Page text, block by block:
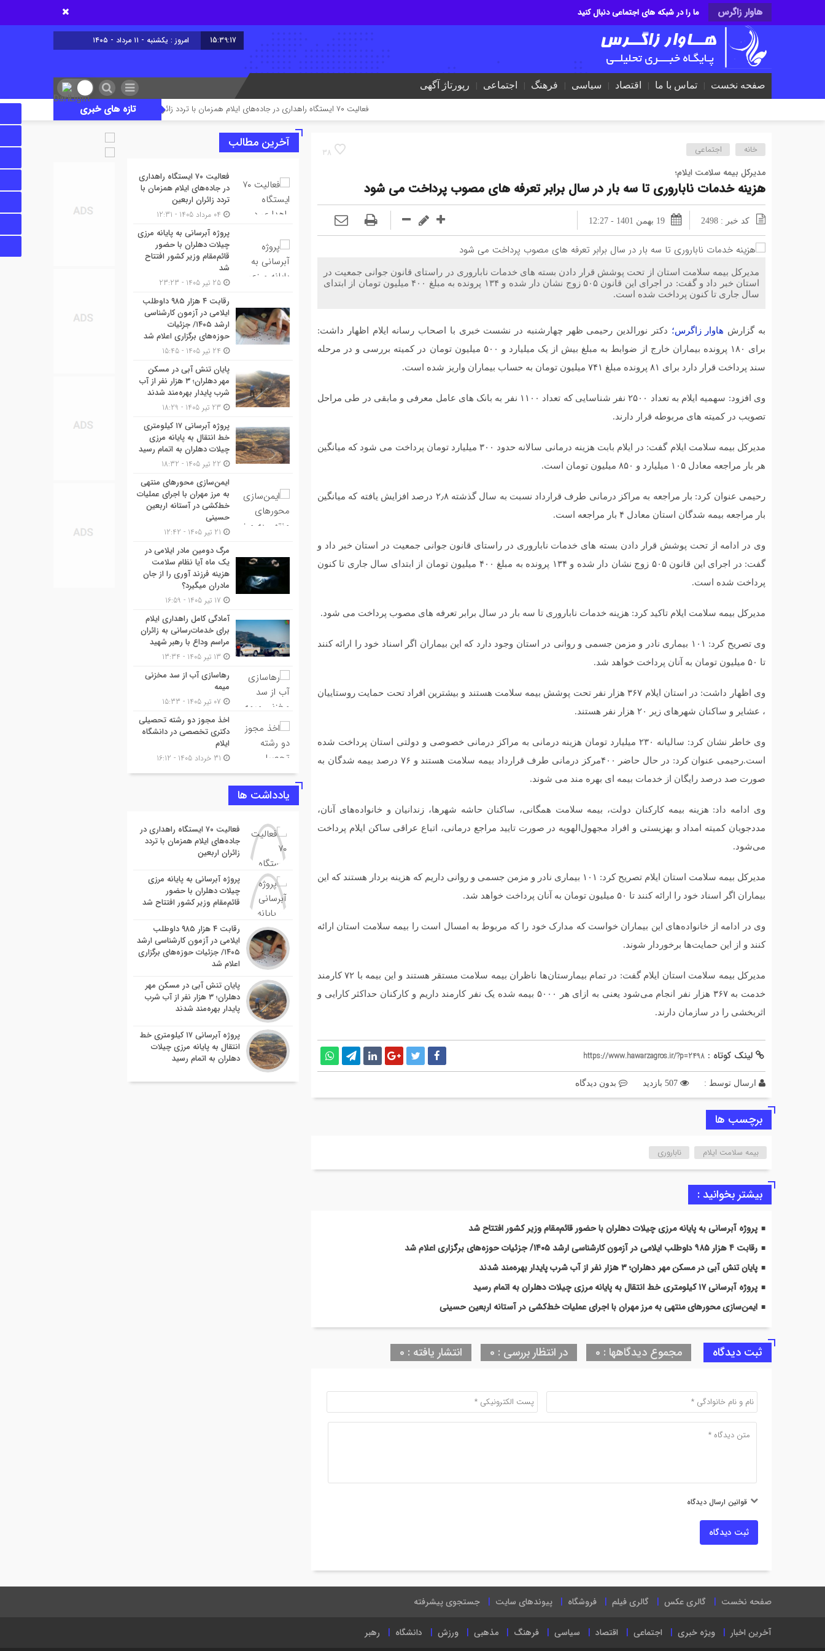
هاوار زاگرس ما را در شبکه های اجتماعی دنبال کنید
15:39:18 امروز : یکشنبه - ۱۱ مرداد - ۱۴۰۵
صفحه نخست تماس با ما اقتصاد سیاسی فرهنگ اجتماعی رپورتاژ آگهی
تازه های خبری
پروژه آبرسانی به پایانه مرزی چیلات
38 خانه اجتماعی
مدیرکل بیمه سلامت ایلام؛
هزینه خدمات ناباروری تا سه بار در سال برابر تعرفه های مصوب پرداخت می شود
کد خبر : 2498 19 بهمن 1401 - 12:27
مدیرکل بیمه سلامت استان از تحت پوشش قرار دادن بسته های خدمات ناباروری در راستای قانون جوانی جمعیت در
استان خبر داد و گفت: در اجرای این قانون ۵۰۵ زوج نشان دار شده و ۱۳۴ پرونده به مبلغ ۴۰۰ میلیون تومان از ابتدای
سال جاری تا کنون پرداخت شده است.
به گزارش هاوار زاگرس؛ دکتر نورالدین رحیمی ظهر چهارشنبه در نشست خبری با اصحاب رسانه ایلام اظهار داشت:
برای ۱۸۰ پرونده بیماران خارج از ضوابط به مبلغ بیش از یک میلیارد و ۵۰۰ میلیون تومان در کمیته بررسی و در مرحله
سند پرداخت قرار دارد برای ۸۱ پرونده مبلغ ۷۴۱ میلیون تومان به حساب بیماران واریز شده است.
وی افزود: سهمیه ایلام به تعداد ۲۵۰۰ نفر شناسایی که تعداد ۱۱۰۰ نفر به بانک های عامل معرفی و مابقی در طی مراحل
تصویب در کمیته های مربوطه قرار دارند.
مدیرکل بیمه سلامت ایلام گفت: در ایلام بابت هزینه درمانی سالانه حدود ۳۰۰ میلیارد تومان پرداخت می شود که میانگین
هر بار مراجعه معادل ۱۰۵ میلیارد و ۸۵۰ میلیون تومان است.
رحیمی عنوان کرد: بار مراجعه به مراکز درمانی طرف قرارداد نسبت به سال گذشته ۲٫۸ درصد افزایش یافته که میانگین
بار مراجعه بیمه شدگان استان معادل ۴ بار مراجعه است.
وی در ادامه از تحت پوشش قرار دادن بسته های خدمات ناباروری در راستای قانون جوانی جمعیت در استان خبر داد و
گفت: در اجرای این قانون ۵۰۵ زوج نشان دار شده و ۱۳۴ پرونده به مبلغ ۴۰۰ میلیون تومان از ابتدای سال جاری تا کنون
پرداخت شده است.
مدیرکل بیمه سلامت ایلام تاکید کرد: هزینه خدمات ناباروری تا سه بار در سال برابر تعرفه های مصوب پرداخت می شود.
وی تصریح کرد: ۱۰۱ بیماری نادر و مزمن جسمی و روانی در استان وجود دارد که این بیماران اگر اسناد خود را ارائه کنند
تا ۵۰ میلیون تومان به آنان پرداخت خواهد شد.
وی اظهار داشت: در استان ایلام ۳۶۷ هزار نفر تحت پوشش بیمه سلامت هستند و بیشترین افراد تحت حمایت روستاییان
، عشایر و ساکنان شهرهای زیر ۲۰ هزار نفر هستند.
وی خاطر نشان کرد: سالیانه ۲۳٠ میلیارد تومان هزینه درمانی به مراکز درمانی خصوصی و دولتی استان پرداخت شده
است.رحیمی عنوان کرد: در حال حاضر ۴٠٠مرکز درمانی طرف قرارداد بیمه سلامت هستند و ۷۶ درصد بیمه شدگان به
صورت صد درصد رایگان از خدمات بیمه ای بهره مند می شوند.
وی ادامه داد: هزینه بیمه کارکنان دولت، بیمه سلامت همگانی، ساکنان حاشه شهرها، زندانیان و خانواده‌های آنان،
مددجویان کمیته امداد و بهزیستی و افراد مجهول‌الهویه در صورت تایید مراجع درمانی، اتباع عراقی ساکن ایلام پرداخت
می‌شود.
مدیرکل بیمه سلامت استان ایلام تصریح کرد: ۱۰۱ بیماری نادر و مزمن جسمی و روانی داریم که هزینه بردار هستند که این
بیماران اگر اسناد خود را ارائه کنند تا ۵۰ میلیون تومان به آنان پرداخت خواهد شد.
وی در ادامه از خانواده‌های این بیماران خواست که مدارک خود را که مربوط به امسال است را بیمه سلامت استان ارائه
کنند و از این حمایت‌ها برخوردار شوند.
مدیرکل بیمه سلامت استان ایلام گفت: در تمام بیمارستان‌ها ناظران بیمه سلامت مستقر هستند و این بیمه با ۷۲ کارمند
خدمت به ۳۶۷ هزار نفر انجام می‌شود یعنی به ازای هر ۵۰۰۰ بیمه شده یک نفر کارمند داریم و کارکنان حداکثر کارایی و
اثربخشی را در سازمان دارند.
لینک کوتاه : https://www.hawarzagros.ir/?p=2498
ارسال توسط : بدون دیدگاه
برچسب ها
بیمه سلامت ایلام ناباروری
بیشتر بخوانید :
پروژه آبرسانی به پایانه مرزی چیلات دهلران با حضور قائم‌مقام وزیر کشور افتتاح شد
رقابت ۴ هزار ۹۸۵ داوطلب ایلامی در آزمون کارشناسی ارشد ۱۴۰۵/ جزئیات حوزه‌های برگزاری اعلام شد
پایان تنش آبی در مسکن مهر دهلران؛ ۳ هزار نفر از آب شرب پایدار بهره‌مند شدند
پروژه آبرسانی ۱۷ کیلومتری خط انتقال به پایانه مرزی چیلات دهلران به اتمام رسید
ایمن‌سازی محورهای منتهی به مرز مهران با اجرای عملیات خط‌کشی در آستانه اربعین حسینی
ثبت دیدگاه مجموع دیدگاهها : 0 در انتظار بررسی : 0 انتشار یافته : 0
قوانین ارسال دیدگاه
ثبت دیدگاه
آخرین مطالب
فعالیت ۷۰ ایستگاه راهداری
در جاده‌های ایلام همزمان با
تردد زائران اربعین
پروژه آبرسانی به پایانه مرزی
چیلات دهلران با حضور
قائم‌مقام وزیر کشور افتتاح
شد
رقابت ۴ هزار ۹۸۵ داوطلب
ایلامی در آزمون کارشناسی
ارشد ۱۴۰۵/ جزئیات
حوزه‌های برگزاری اعلام شد
پایان تنش آبی در مسکن
مهر دهلران؛ ۳ هزار نفر از آب
شرب پایدار بهره‌مند شدند
پروژه آبرسانی ۱۷ کیلومتری
خط انتقال به پایانه مرزی
چیلات دهلران به اتمام رسید
ایمن‌سازی محورهای منتهی
به مرز مهران با اجرای عملیات
خط‌کشی در آستانه اربعین
حسینی
مرگ دومین مادر ایلامی در
یک ماه آیا نظام سلامت
هزینه فرزند آوری را از جان
مادران میگیرد؟
آمادگی کامل راهداری ایلام
برای خدمات‌رسانی به زائران
مراسم وداع با رهبر شهید
رهاسازی آب از سد مخزنی
میمه
اخذ مجوز دو رشته تحصیلی
دکتری تخصصی در دانشگاه
ایلام
یادداشت ها
فعالیت ۷۰ ایستگاه راهداری در
جاده‌های ایلام همزمان با تردد
زائران اربعین
پروژه آبرسانی به پایانه مرزی
چیلات دهلران با حضور
قائم‌مقام وزیر کشور افتتاح شد
رقابت ۴ هزار ۹۸۵ داوطلب
ایلامی در آزمون کارشناسی ارشد
۱۴۰۵/ جزئیات حوزه‌های برگزاری
اعلام شد
پایان تنش آبی در مسکن مهر
دهلران؛ ۳ هزار نفر از آب شرب
پایدار بهره‌مند شدند
پروژه آبرسانی ۱۷ کیلومتری خط
انتقال به پایانه مرزی چیلات
دهلران به اتمام رسید
صفحه نخست گالری عکس گالری فیلم فروشگاه پیوندهای سایت جستجوی پیشرفته
آخرین اخبار ویژه خبری اجتماعی اقتصاد سیاسی فرهنگ مذهبی ورزش دانشگاه رهبر